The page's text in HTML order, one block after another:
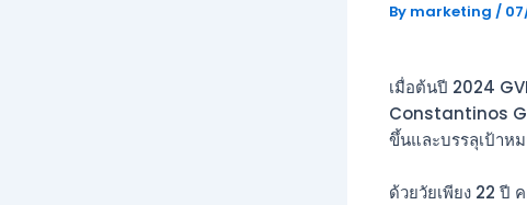
By marketing /
เมื่อต้นปี 2024
Constantinos
ขึ้นและบรรลุเป้าห
ด้วยวัยเพียง 22 ปี